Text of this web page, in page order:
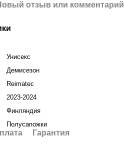
отзыв или комментарий
Унисекс
Демисезон
Reimatec
2023-2024
Финляндия
Полусапожки
Гарантия